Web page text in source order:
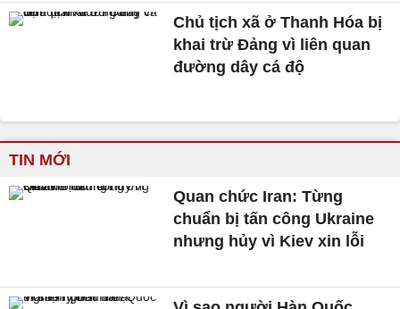
Chủ tịch xã ở Thanh Hóa bị
khai trừ Đảng vì liên quan
đường dây cá độ
TIN MỚI
Quan chức Iran: Từng
chuẩn bị tấn công Ukraine
nhưng hủy vì Kiev xin lỗi